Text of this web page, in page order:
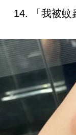
14. 「我被蚊